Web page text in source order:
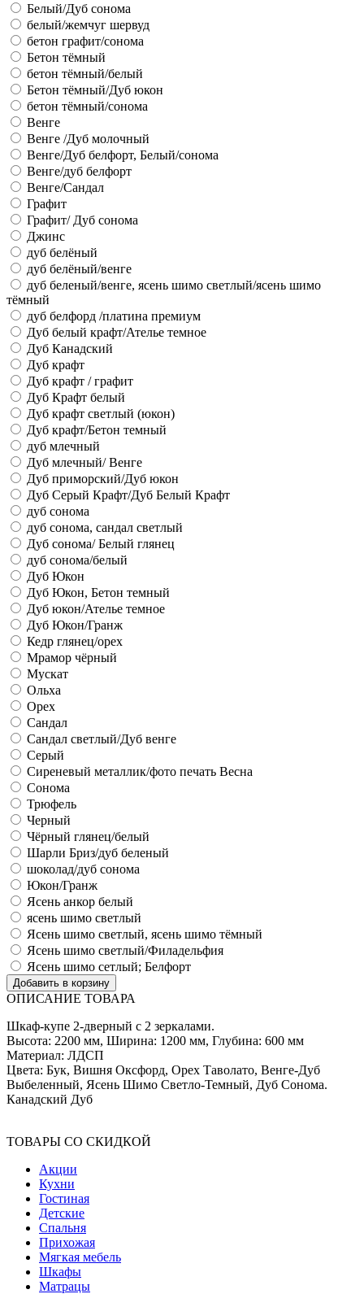
Белый/Дуб сонома
белый/жемчуг шервуд
бетон графит/сонома
Бетон тёмный
бетон тёмный/белый
Бетон тёмный/Дуб юкон
бетон тёмный/сонома
Венге
Венге /Дуб молочный
Венге/Дуб белфорт, Белый/сонома
Венге/дуб белфорт
Венге/Сандал
Графит
Графит/ Дуб сонома
Джинс
дуб белёный
дуб белёный/венге
дуб беленый/венге, ясень шимо светлый/ясень шимо
тёмный
дуб белфорд /платина премиум
Дуб белый крафт/Ателье темное
Дуб Канадский
Дуб крафт
Дуб крафт / графит
Дуб Крафт белый
Дуб крафт светлый (юкон)
Дуб крафт/Бетон темный
дуб млечный
Дуб млечный/ Венге
Дуб приморский/Дуб юкон
Дуб Серый Крафт/Дуб Белый Крафт
дуб сонома
дуб сонома, сандал светлый
Дуб сонома/ Белый глянец
дуб сонома/белый
Дуб Юкон
Дуб Юкон, Бетон темный
Дуб юкон/Ателье темное
Дуб Юкон/Гранж
Кедр глянец/орех
Мрамор чёрный
Мускат
Ольха
Орех
Сандал
Сандал светлый/Дуб венге
Серый
Сиреневый металлик/фото печать Весна
Сонома
Трюфель
Черный
Чёрный глянец/белый
Шарли Бриз/дуб беленый
шоколад/дуб сонома
Юкон/Гранж
Ясень анкор белый
ясень шимо светлый
Ясень шимо светлый, ясень шимо тёмный
Ясень шимо светлый/Филадельфия
Ясень шимо сетлый; Белфорт
ОПИСАНИЕ ТОВАРА
Шкаф-купе 2-дверный с 2 зеркалами.
Высота: 2200 мм, Ширина: 1200 мм, Глубина: 600 мм
Материал: ЛДСП
Цвета: Бук, Вишня Оксфорд, Орех Таволато, Венге-Дуб
Выбеленный, Ясень Шимо Светло-Темный, Дуб Сонома.
Канадский Дуб
ТОВАРЫ СО СКИДКОЙ
Акции
Кухни
Гостиная
Детские
Спальня
Прихожая
Мягкая мебель
Шкафы
Матрацы